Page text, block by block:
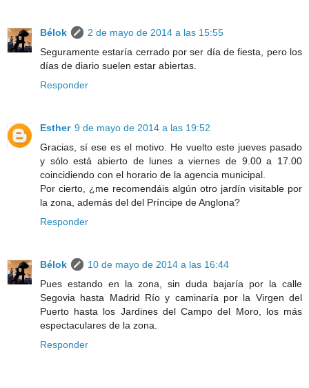
Bélok
2 de mayo de 2014 a las 15:55
Seguramente estaría cerrado por ser día de fiesta, pero los
días de diario suelen estar abiertas.
Responder
Esther 9 de mayo de 2014 a las 19:52
Gracias, sí ese es el motivo. He vuelto este jueves pasado
y sólo está abierto de lunes a viernes de 9.00 a 17.00
coincidiendo con el horario de la agencia municipal.
Por cierto, ¿me recomendáis algún otro jardín visitable por
la zona, además del del Príncipe de Anglona?
Responder
Bélok
10 de mayo de 2014 a las 16:44
Pues estando en la zona, sin duda bajaría por la calle
Segovia hasta Madrid Río y caminaría por la Virgen del
Puerto hasta los Jardines del Campo del Moro, los más
espectaculares de la zona.
Responder